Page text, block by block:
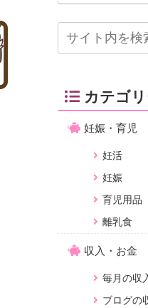
カテゴ
妊娠・育児
妊活
妊娠
育児用品
離乳食
収入・お金
毎月の収
ブログの